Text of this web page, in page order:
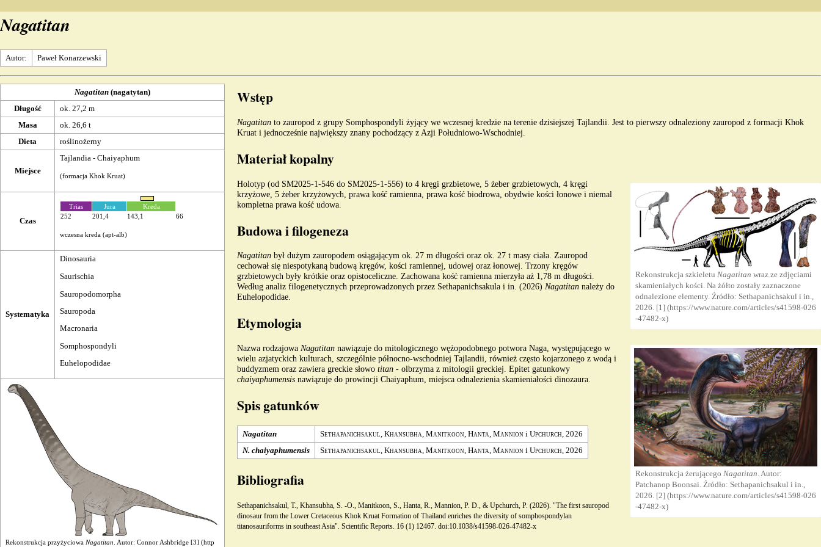
Nagatitan
Autor: Paweł Konarzewski
Nagatitan (nagatytan)
Długość
ok. 27,2 m
Masa
ok. 26,6 t
Dieta
roślinożerny
Miejsce
Tajlandia - Chaiyaphum
(formacja Khok Kruat)
Czas
Trias
252
Jura
201,4
Kreda
143,1
66
wczesna kreda (apt-alb)
Systematyka
Dinosauria
Saurischia
Sauropodomorpha
Sauropoda
Macronaria
Somphospondyli
Euhelopodidae
Rekonstrukcja przyżyciowa Nagatitan . Autor: Connor Ashbridge [3]
Wstęp
Nagatitan to zauropod z grupy Somphospondyli żyjący we wczesnej kredzie na terenie dzisiejszej Tajlandii. Jest to pierwszy odnaleziony zauropod z formacji Khok
Kruat i jednocześnie największy znany pochodzący z Azji Południowo-Wschodniej.
Materiał kopalny
Rekonstrukcja szkieletu Nagatitan wraz ze zdjęciami
skamieniałych kości. Na żółto zostały zaznaczone
odnalezione elementy. Źródło: Sethapanichsakul i in.,
2026. [1]
Holotyp (od SM2025-1-546 do SM2025-1-556) to 4 kręgi grzbietowe, 5 żeber grzbietowych, 4 kręgi
krzyżowe, 5 żeber krzyżowych, prawa kość ramienna, prawa kość biodrowa, obydwie kości łonowe i niemal
kompletna prawa kość udowa.
Budowa i filogeneza
Rekonstrukcja żerującego Nagatitan . Autor:
Patchanop Boonsai. Źródło: Sethapanichsakul i in.,
2026. [2]
Nagatitan był dużym zauropodem osiągającym ok. 27 m długości oraz ok. 27 t masy ciała. Zauropod
cechował się niespotykaną budową kręgów, kości ramiennej, udowej oraz łonowej. Trzony kręgów
grzbietowych były krótkie oraz opistoceliczne. Zachowana kość ramienna mierzyła aż 1,78 m długości.
Według analiz filogenetycznych przeprowadzonych przez Sethapanichsakula i in. (2026) Nagatitan należy do
Euhelopodidae.
Etymologia
Nazwa rodzajowa Nagatitan nawiązuje do mitologicznego wężopodobnego potwora Naga, występującego w
wielu azjatyckich kulturach, szczególnie północno-wschodniej Tajlandii, również często kojarzonego z wodą i
buddyzmem oraz zawiera greckie słowo titan - olbrzyma z mitologii greckiej. Epitet gatunkowy
chaiyaphumensis nawiązuje do prowincji Chaiyaphum, miejsca odnalezienia skamieniałości dinozaura.
Spis gatunków
Nagatitan Sethapanichsakul, Khansubha, Manitkoon, Hanta, Mannion i Upchurch, 2026
N. chaiyaphumensis
Sethapanichsakul, Khansubha, Manitkoon, Hanta, Mannion i Upchurch, 2026
Bibliografia
Sethapanichsakul, T., Khansubha, S. -O., Manitkoon, S., Hanta, R., Mannion, P. D., & Upchurch, P. (2026). "The first sauropod
dinosaur from the Lower Cretaceous Khok Kruat Formation of Thailand enriches the diversity of somphospondylan
titanosauriforms in southeast Asia". Scientific Reports. 16 (1) 12467. doi:10.1038/s41598-026-47482-x